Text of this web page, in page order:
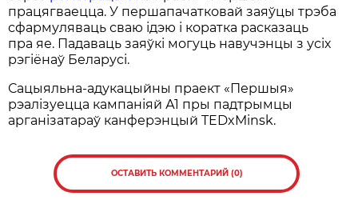
працягваецца. У першапачатковай заяўцы трэба
сфармуляваць сваю ідэю і коратка расказаць
пра яе. Падаваць заяўкі могуць навучэнцы з усіх
рэгіёнаў Беларусі.
Сацыяльна-адукацыйны праект «Першыя»
рэалізуецца кампаніяй А1 пры падтрымцы
арганізатараў канферэнцый TEDxMinsk.
ОСТАВИТЬ КОММЕНТАРИЙ (0)